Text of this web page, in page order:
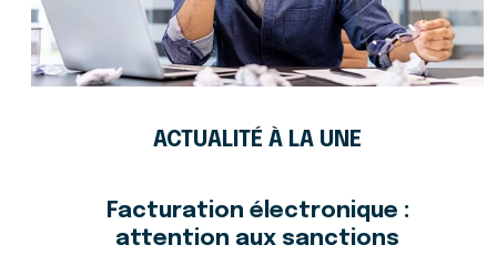
ACTUALITÉ À LA UNE
Facturation électronique :
attention aux sanctions